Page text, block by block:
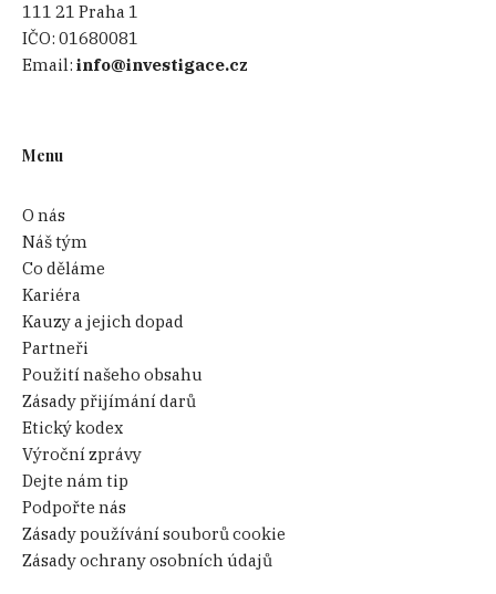
111 21 Praha 1
IČO:01680081
Email:info@investigace.cz
Menu
O nás
Náš tým
Co děláme
Kariéra
Kauzy a jejich dopad
Partneři
Použití našeho obsahu
Zásady přijímání darů
Etický kodex
Výroční zprávy
Dejte nám tip
Podpořte nás
Zásady používání souborů cookie
Zásady ochrany osobních údajů